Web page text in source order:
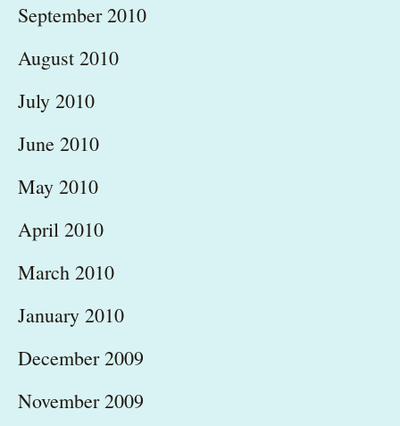
September 2010
August 2010
July 2010
June 2010
May 2010
April 2010
March 2010
January 2010
December 2009
November 2009